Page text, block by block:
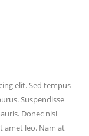
elit. Sed tempus
Suspendisse
Donec nisi
amet leo. Nam at